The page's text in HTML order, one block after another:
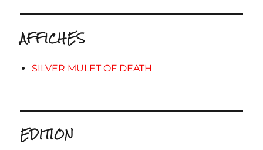
AFFICHES
SILVER MULET OF DEATH
EDITION